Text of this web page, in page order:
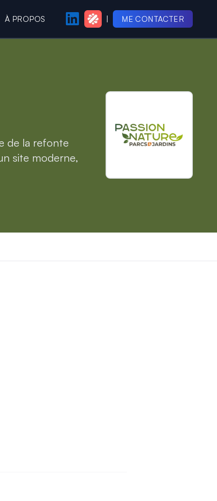
À PROPOS PAGE LINKEDIN
PROFIL MALT
| ME CONTACTER
de la refonte
site moderne,